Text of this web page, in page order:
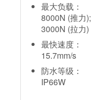
最大负载：
8000N (推力);
3000N (拉力)
最快速度：
15.7mm/s
防水等级：
IP66W